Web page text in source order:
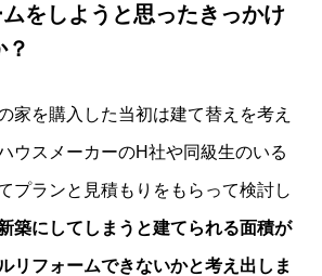
をしようと思ったきっかけ
家を購入した当初は建て替えを考え
ウスメーカーのH社や同級生のいる
プランと見積もりをもらって検討し
築にしてしまうと建てられる面積が
リフォームできないかと考え出しま